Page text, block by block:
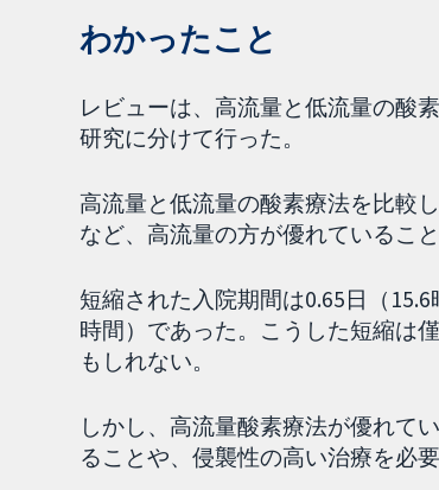
わかったこと
レビューは、高流量と低流量の酸
研究に分けて行った。
高流量と低流量の酸素療法を比較
など、高流量の方が優れているこ
短縮された入院期間は0.65日（
時間）であった。こうした短縮は
もしれない。
しかし、高流量酸素療法が優れて
ることや、侵襲性の高い治療を必